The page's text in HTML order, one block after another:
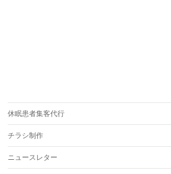
休眠患者集客代行
チラシ制作
ニュースレター